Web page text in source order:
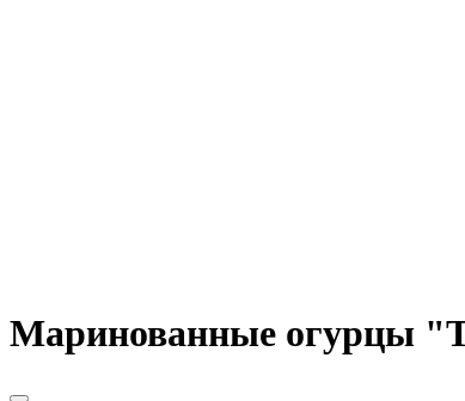
Маринованные огурцы